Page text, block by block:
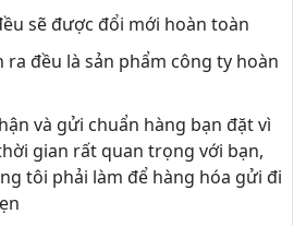
sẽ được đổi mới hoàn toàn
ra đều là sản phẩm công ty hoàn
và gửi chuẩn hàng bạn đặt vì
gian rất quan trọng với bạn,
tôi phải làm để hàng hóa gửi đi